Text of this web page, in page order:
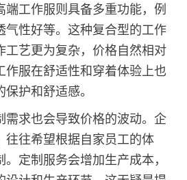
端工作服则具备多重功能，例
气性好等。这种复合型的工作
工艺更为复杂，价格自然相对
作服在舒适性和穿着体验上也
护和舒适感。
需求也会导致价格的波动。企
往往希望根据自家员工的体
定制服务会增加生产成本，